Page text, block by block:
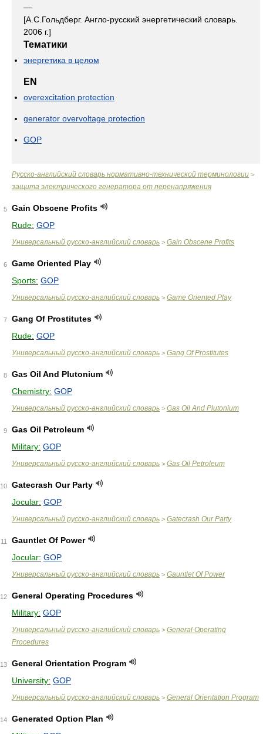
—
[А.С.Гольдберг. Англо-русский энергетический словарь.
2006 г.]
Тематики
энергетика в целом
EN
overexcitation protection
generator overvoltage protection
GOP
Русско-английский словарь нормативно-технической терминологии >
защита электрического генератора от перенапряжения
5
Gain Obscene Profits
Rude: GOP
Универсальный русско-английский словарь > Gain Obscene Profits
6
Game Oriented Play
Sports: GOP
Универсальный русско-английский словарь > Game Oriented Play
7
Gang Of Prostitutes
Rude: GOP
Универсальный русско-английский словарь > Gang Of Prostitutes
8
Gas Oil And Plutonium
Chemistry: GOP
Универсальный русско-английский словарь > Gas Oil And Plutonium
9
Gas Oil Petroleum
Military: GOP
Универсальный русско-английский словарь > Gas Oil Petroleum
10
Gatecrash Our Party
Jocular: GOP
Универсальный русско-английский словарь > Gatecrash Our Party
11
Gauntlet Of Power
Jocular: GOP
Универсальный русско-английский словарь > Gauntlet Of Power
12
General Operating Procedures
Military: GOP
Универсальный русско-английский словарь > General Operating
Procedures
13
General Orientation Program
University: GOP
Универсальный русско-английский словарь > General Orientation Program
14
Generated Option Plan